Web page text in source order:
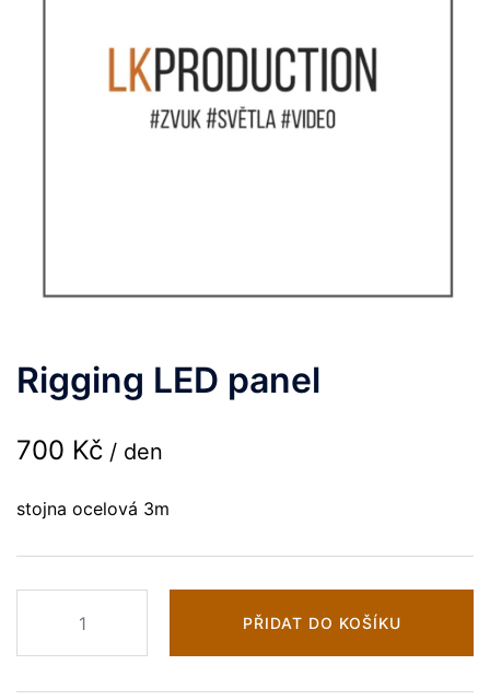
Rigging LED panel
700 Kč / den
stojna ocelová 3m
panel
množství
PŘIDAT DO KOŠÍKU